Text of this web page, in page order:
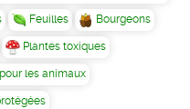
Feuilles Bourgeons
Plantes toxiques
les animaux